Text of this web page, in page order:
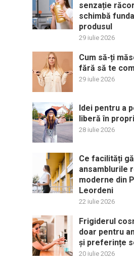
senzație
schimbă
produsul
29 iulie 2026
Cum să-ți
fără să te
29 iulie 2026
Idei pentru a
liberă în
28 iulie 2026
Ce facilități
ansamblurile
moderne din
Leordeni
22 iulie 2026
Frigiderul
doar pentru
și preferințe
20 iulie 2026